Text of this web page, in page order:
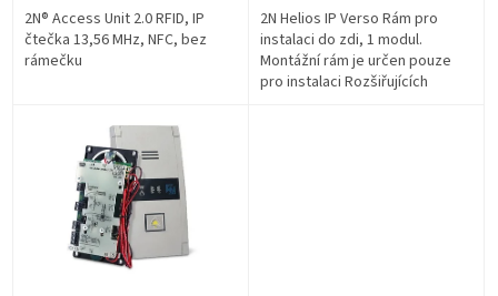
2N® Access Unit 2.0 RFID, IP
čtečka 13,56 MHz, NFC, bez
rámečku
2N Helios IP Verso Rám pro
instalaci do zdi, 1 modul.
Montážní rám je určen pouze
pro instalaci Rozšiřujících